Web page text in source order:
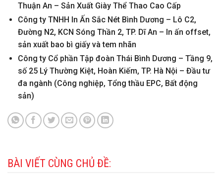
Thuận An – Sản Xuất Giày Thể Thao Cao Cấp
Công ty TNHH In Ấn Sắc Nét Bình Dương – Lô C2,
Đường N2, KCN Sóng Thần 2, TP. Dĩ An – In ấn offset,
sản xuất bao bì giấy và tem nhãn
Công ty Cổ phần Tập đoàn Thái Bình Dương – Tầng 9,
số 25 Lý Thường Kiệt, Hoàn Kiếm, TP. Hà Nội – Đầu tư
đa ngành (Công nghiệp, Tổng thầu EPC, Bất động
sản)
BÀI VIẾT CÙNG CHỦ ĐỀ: